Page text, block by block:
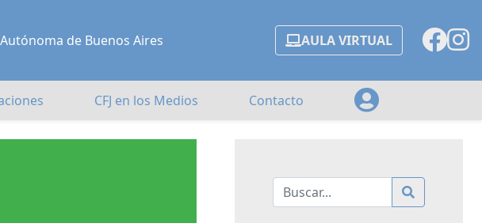
de Buenos Aires AULA VIRTUAL
CFJ en los Medios Contacto